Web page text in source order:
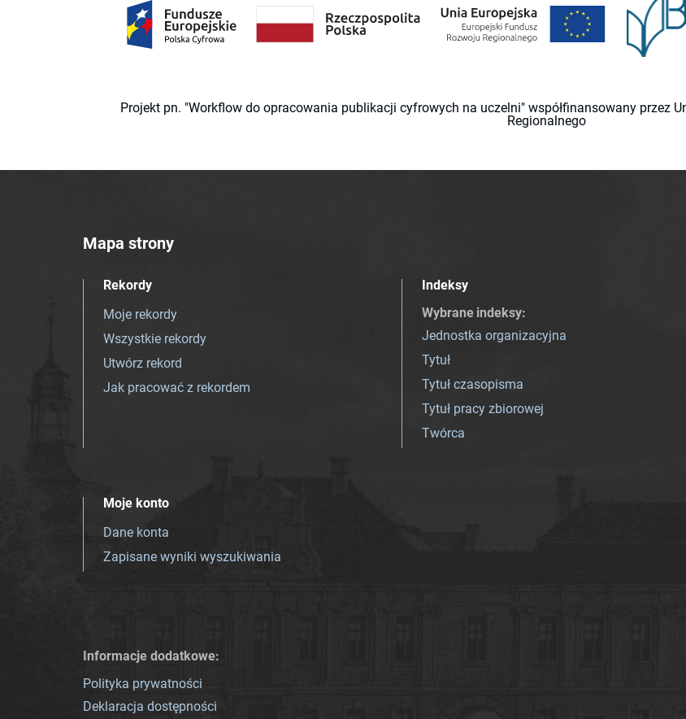
Projekt pn. "Workflow do opracowania publikacji cyfrowych na uczelni" współfinansowany przez
Regionalnego
Mapa strony
Rekordy
Moje rekordy
Wszystkie rekordy
Utwórz rekord
Jak pracować z rekordem
Indeksy
Wybrane indeksy:
Jednostka organizacyjna
Tytuł
Tytuł czasopisma
Tytuł pracy zbiorowej
Twórca
Moje konto
Dane konta
Zapisane wyniki wyszukiwania
Informacje dodatkowe:
Polityka prywatności
Deklaracja dostępności